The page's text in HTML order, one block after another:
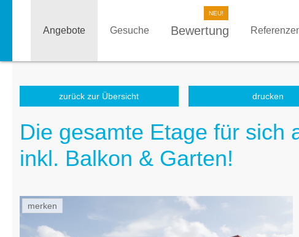
Angebote Gesuche Bewertung
zurück zur Übersicht drucken
Die gesamte Etage für sich
inkl. Balkon & Garten!
merken